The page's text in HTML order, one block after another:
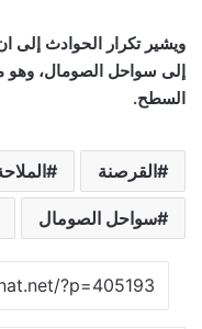
ويشير تكرار الحوادث إلى
إلى سواحل الصومال، وهو
السطح.
القرصنة
سواحل الصومال